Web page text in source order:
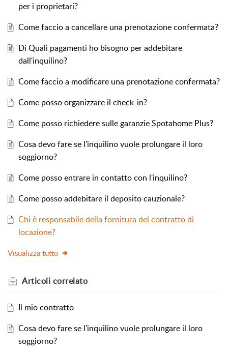
per i proprietari?
Come faccio a cancellare una prenotazione confermata?
Di Quali pagamenti ho bisogno per addebitare
dall'inquilino?
Come faccio a modificare una prenotazione confermata?
Come posso organizzare il check-in?
Come posso richiedere sulle garanzie Spotahome Plus?
Cosa devo fare se l'inquilino vuole prolungare il loro
soggiorno?
Come posso entrare in contatto con l'inquilino?
Come posso addebitare il deposito cauzionale?
Chi è responsabile della fornitura del contratto di
locazione?
Visualizza tutto
Articoli correlato
Il mio contratto
Cosa devo fare se l'inquilino vuole prolungare il loro
soggiorno?